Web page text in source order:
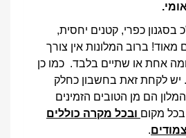
בסגנון כפרי, קטנים יחסית,
מאוד! ברוב המלונות אין צורך
אחת או שתיים בלבד. כמו כן
. יש לקחת זאת בחשבון כחלק
הם מן הטובים הזמינים
ובכל מקרה כוללים
.